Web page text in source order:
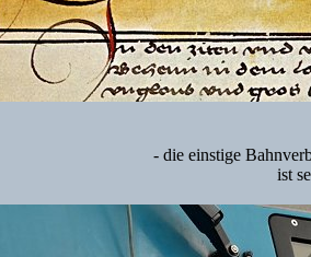
- die einstige
ist